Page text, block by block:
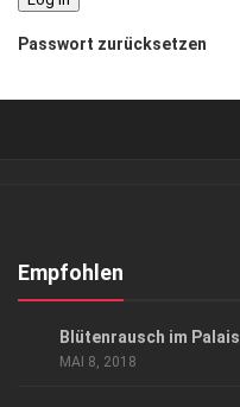
Passwort zurücksetzen
Kontakt, Impressum
Empfohlen
Blütenrausch im Palais
MAI 8, 2018